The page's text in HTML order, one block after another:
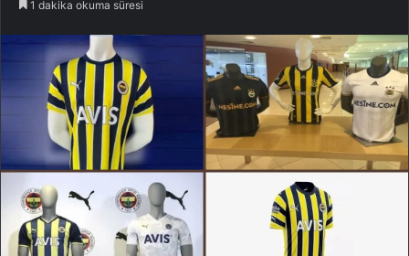
1 dakika okuma süresi